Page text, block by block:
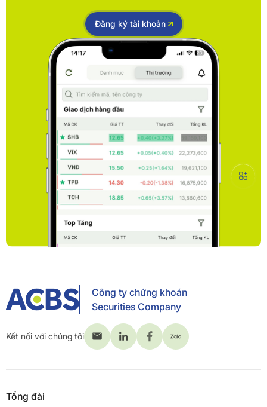
Đăng ký tài khoản
Công ty chứng khoán
Securities Company
Kết nối với chúng tôi
Tổng đài